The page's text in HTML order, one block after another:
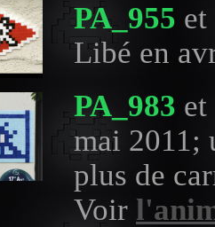
PA_955 et
Libé en
PA_983 et
mai 2011;
plus de
Voir